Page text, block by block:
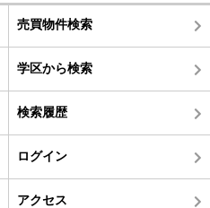
売買物件検索
学区から検索
検索履歴
ログイン
アクセス